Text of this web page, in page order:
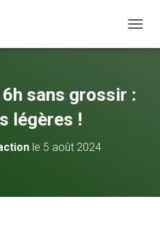
sans grossir :
légères !
le 5 août 2024